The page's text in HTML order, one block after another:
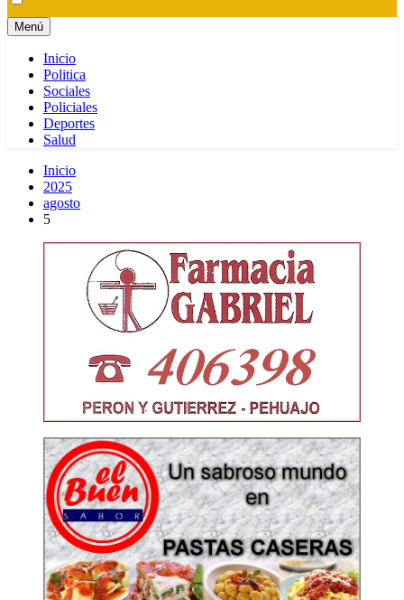
Menú
Inicio
Politica
Sociales
Policiales
Deportes
Salud
Inicio
2025
agosto
5